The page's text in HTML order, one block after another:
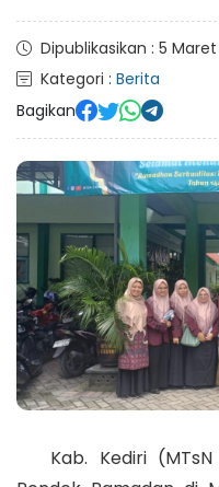
Dipublikasikan : 5
Kategori : Berita
Bagikan
Kab. Kediri (MTsN